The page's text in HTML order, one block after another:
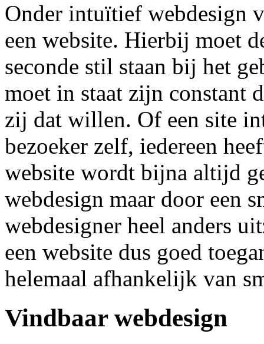
Onder intuïtief webdesign
een website. Hierbij moet
seconde stil staan bij het
moet in staat zijn constant
zij dat willen. Of een site
bezoeker zelf, iedereen
website wordt bijna altijd
webdesign maar door een
webdesigner heel anders
een website dus goed
helemaal afhankelijk van
Vindbaar webdesign